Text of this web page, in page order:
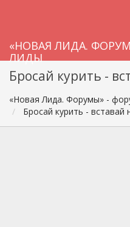
«НОВАЯ ЛИДА.
ЛИДЫ
Бросай курить -
«Новая Лида. Форумы» -
Бросай курить - вставай